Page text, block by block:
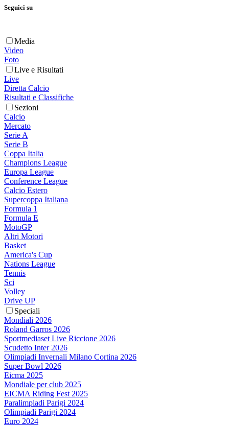
Seguici su
Media
Video
Foto
Live e Risultati
Live
Diretta Calcio
Risultati e Classifiche
Sezioni
Calcio
Mercato
Serie A
Serie B
Coppa Italia
Champions League
Europa League
Conference League
Calcio Estero
Supercoppa Italiana
Formula 1
Formula E
MotoGP
Altri Motori
Basket
America's Cup
Nations League
Tennis
Sci
Volley
Drive UP
Speciali
Mondiali 2026
Roland Garros 2026
Sportmediaset Live Riccione 2026
Scudetto Inter 2026
Olimpiadi Invernali Milano Cortina 2026
Super Bowl 2026
Eicma 2025
Mondiale per club 2025
EICMA Riding Fest 2025
Paralimpiadi Parigi 2024
Olimpiadi Parigi 2024
Euro 2024